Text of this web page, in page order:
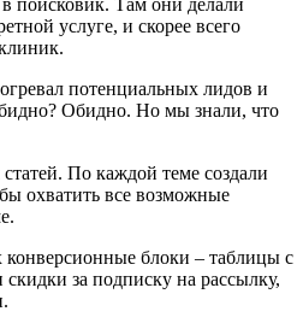
услуге, и скорее всего
потенциальных лидов и
Обидно. Но мы знали, что
По каждой теме создали
охватить все возможные
конверсионные блоки – таблицы с
за подписку на рассылку,